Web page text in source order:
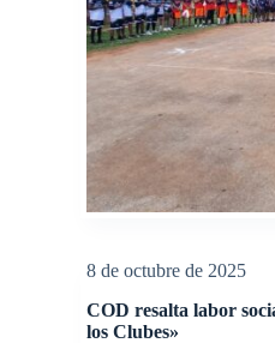
8 de octubre de 2025
COD resalta labor
los Clubes»